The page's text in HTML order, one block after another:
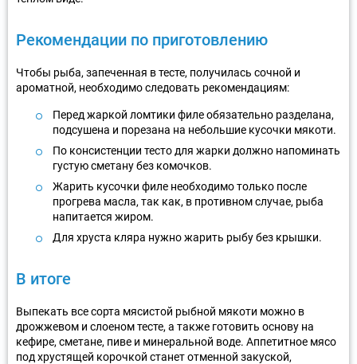
Рекомендации по приготовлению
Чтобы рыба, запеченная в тесте, получилась сочной и
ароматной, необходимо следовать рекомендациям:
Перед жаркой ломтики филе обязательно разделана,
подсушена и порезана на небольшие кусочки мякоти.
По консистенции тесто для жарки должно напоминать
густую сметану без комочков.
Жарить кусочки филе необходимо только после
прогрева масла, так как, в противном случае, рыба
напитается жиром.
Для хруста кляра нужно жарить рыбу без крышки.
В итоге
Выпекать все сорта мясистой рыбной мякоти можно в
дрожжевом и слоеном тесте, а также готовить основу на
кефире, сметане, пиве и минеральной воде. Аппетитное мясо
под хрустящей корочкой станет отменной закуской,